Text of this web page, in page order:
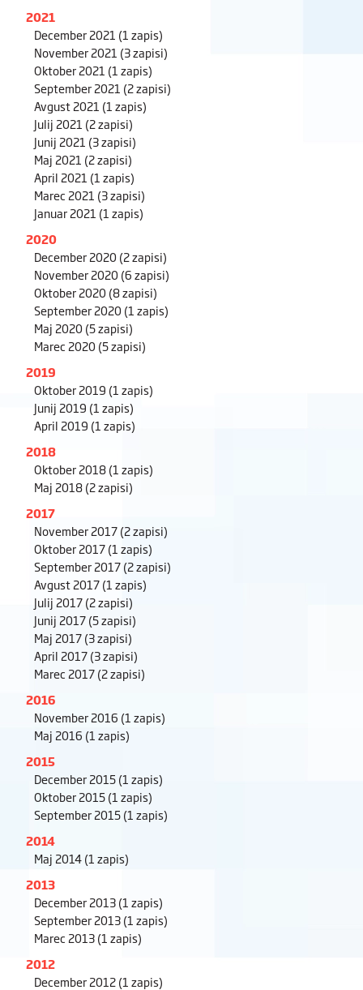
2021
December 2021 (1 zapis)
November 2021 (3 zapisi)
Oktober 2021 (1 zapis)
September 2021 (2 zapisi)
Avgust 2021 (1 zapis)
Julij 2021 (2 zapisi)
Junij 2021 (3 zapisi)
Maj 2021 (2 zapisi)
April 2021 (1 zapis)
Marec 2021 (3 zapisi)
Januar 2021 (1 zapis)
2020
December 2020(2 zapisi)
November 2020(6 zapisi)
Oktober 2020(8 zapisi)
September 2020(1 zapis)
Maj 2020(5 zapisi)
Marec 2020(5 zapisi)
2019
Oktober 2019 (1 zapis)
Junij 2019 (1 zapis)
April 2019 (1 zapis)
2018
Oktober 2018(1 zapis)
Maj 2018(2 zapisi)
2017
November 2017(2 zapisi)
Oktober 2017(1 zapis)
September 2017(2 zapisi)
Avgust 2017(1 zapis)
Julij 2017(2 zapisi)
Junij 2017(5 zapisi)
Maj 2017(3 zapisi)
April 2017(3 zapisi)
Marec 2017(2 zapisi)
2016
November 2016 (1 zapis)
Maj 2016 (1 zapis)
2015
December 2015(1 zapis)
Oktober 2015(1 zapis)
September 2015(1 zapis)
2014
Maj 2014(1 zapis)
2013
December 2013(1 zapis)
September 2013(1 zapis)
Marec 2013(1 zapis)
2012
December 2012(1 zapis)